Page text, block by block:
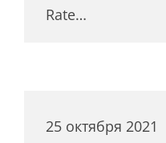
Rate…
25 октября 2021